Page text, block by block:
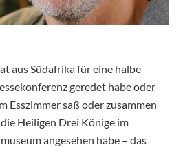
aus Südafrika für eine halbe
geredet habe oder
Esszimmer saß oder zusammen
Heiligen Drei Könige im
angesehen habe – das